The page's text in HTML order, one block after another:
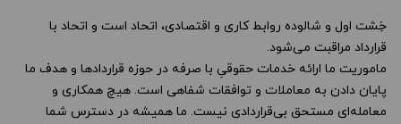
خِشت اول و شالوده روابط کاری و اقتصادی، اتحاد است و اتحاد با
قرارداد مراقبت می‌شود.
ماموریت ما ارائه خدمات حقوقیِ با صرفه در حوزه قراردادها و هدف ما
پایان دادن به معاملات و توافقات شفاهی است. هیچ همکاری و
معامله‌ای مستحق بی‌قراردادی نیست. ما همیشه در دسترس شما